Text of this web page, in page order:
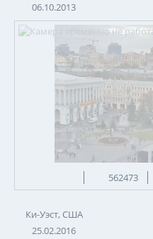
06.10.2013
562473
Ки-Уэст, США
25.02.2016